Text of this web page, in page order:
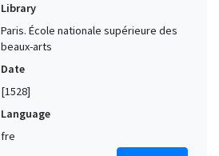
Library
Paris. École nationale supérieure des
beaux-arts
Date
[1528]
Language
fre